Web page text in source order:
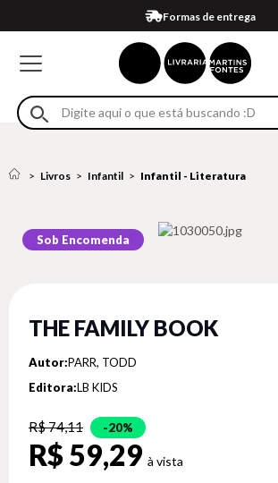
Formas de entrega
Compra 100% segura
Em até 4x sem juros no cartão*
Retire na loja
Eventos
Livros Infantil Infantil - Literatura
Sob Encomenda
THE FAMILY BOOK
Autor:PARR, TODD
Editora:LB KIDS
R$ 74,11 20%
R$ 59,29